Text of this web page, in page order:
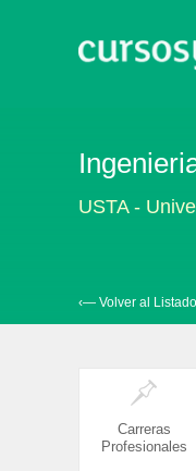
USTA -
‹— Volver al Listado
Carreras
Profesionales